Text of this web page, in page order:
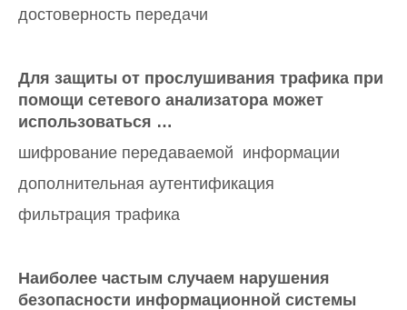
достоверность передачи
Для защиты от прослушивания трафика при
помощи сетевого анализатора может
использоваться …
шифрование передаваемой информации
дополнительная аутентификация
фильтрация трафика
Наиболее частым случаем нарушения
безопасности информационной системы